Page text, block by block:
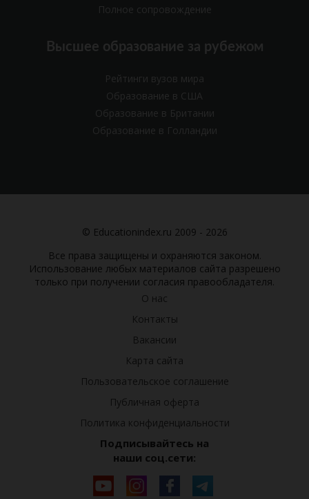
Полное сопровождение
Высшее образование за рубежом
Рейтинги вузов мира
Образование в США
Образование в Британии
Образование в Голландии
© Educationindex.ru 2009 - 2026
Все права защищены и охраняются законом.
Использование любых материалов сайта разрешено
только при получении согласия правообладателя.
О нас
Контакты
Вакансии
Карта сайта
Пользовательское соглашение
Публичная оферта
Политика конфиденциальности
Подписывайтесь на
наши соц.сети: